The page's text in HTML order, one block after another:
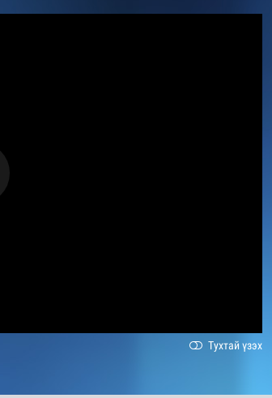
Тухтай үзэх